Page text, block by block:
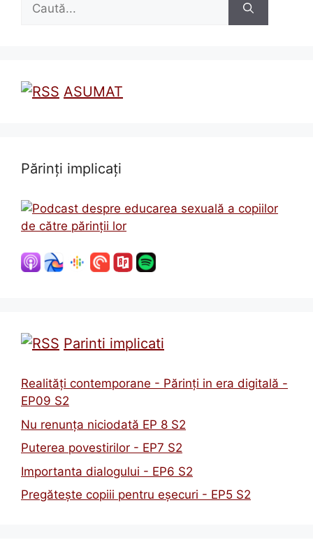
după:
ASUMAT
Părinți implicați
Parinti implicati
Realități contemporane - Părinți in era digitală -
EP09 S2
Nu renunța niciodată EP 8 S2
Puterea povestirilor - EP7 S2
Importanta dialogului - EP6 S2
Pregătește copiii pentru eșecuri - EP5 S2